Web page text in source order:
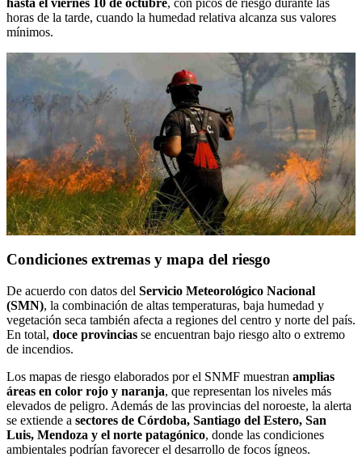
horas de la tarde, cuando la humedad relativa alcanza sus valores
mínimos.
Condiciones extremas y mapa del riesgo
De acuerdo con datos del Servicio Meteorológico Nacional
(SMN), la combinación de altas temperaturas, baja humedad y
vegetación seca también afecta a regiones del centro y norte del país.
En total, doce provincias se encuentran bajo riesgo alto o extremo
de incendios.
Los mapas de riesgo elaborados por el SNMF muestran amplias
áreas en color rojo y naranja, que representan los niveles más
elevados de peligro. Además de las provincias del noroeste, la alerta
se extiende a sectores de Córdoba, Santiago del Estero, San
Luis, Mendoza y el norte patagónico, donde las condiciones
ambientales podrían favorecer el desarrollo de focos ígneos.